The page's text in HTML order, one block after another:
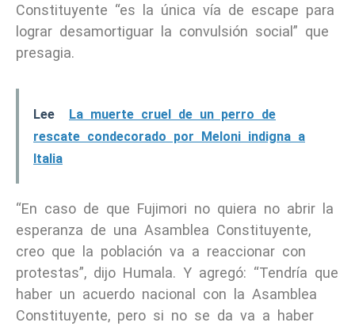
Constituyente “es la única vía de escape para
lograr desamortiguar la convulsión social” que
presagia.
Lee
La muerte cruel de un perro de
rescate condecorado por Meloni indigna a
Italia
“En caso de que Fujimori no quiera no abrir la
esperanza de una Asamblea Constituyente,
creo que la población va a reaccionar con
protestas”, dijo Humala. Y agregó: “Tendría que
haber un acuerdo nacional con la Asamblea
Constituyente, pero si no se da va a haber